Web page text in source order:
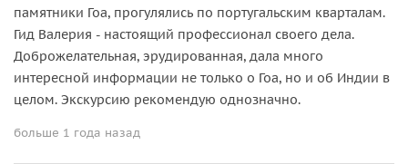
памятники Гоа, прогулялись по португальским кварталам.
Гид Валерия - настоящий профессионал своего дела.
Доброжелательная, эрудированная, дала много
интересной информации не только о Гоа, но и об Индии в
целом. Экскурсию рекомендую однозначно.
больше 1 года назад